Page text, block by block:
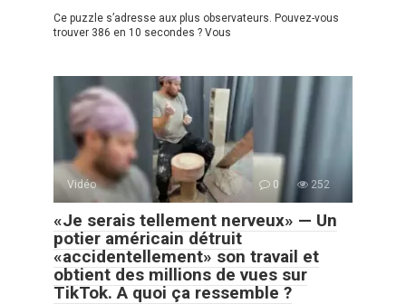
Ce puzzle s’adresse aux plus observateurs. Pouvez-vous
trouver 386 en 10 secondes ? Vous
Vidéo 0 252
«Je serais tellement nerveux» — Un
potier américain détruit
«accidentellement» son travail et
obtient des millions de vues sur
TikTok. A quoi ça ressemble ?